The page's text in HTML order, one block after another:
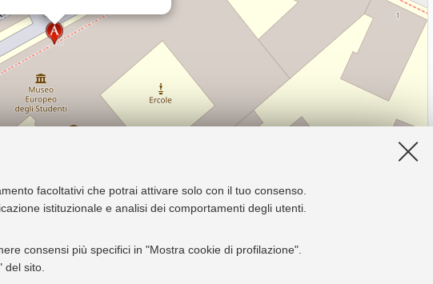
facoltativi che potrai attivare solo con il tuo consenso.
istituzionale e analisi dei comportamenti degli utenti.
consensi più specifici in "Mostra cookie di profilazione".
sito.